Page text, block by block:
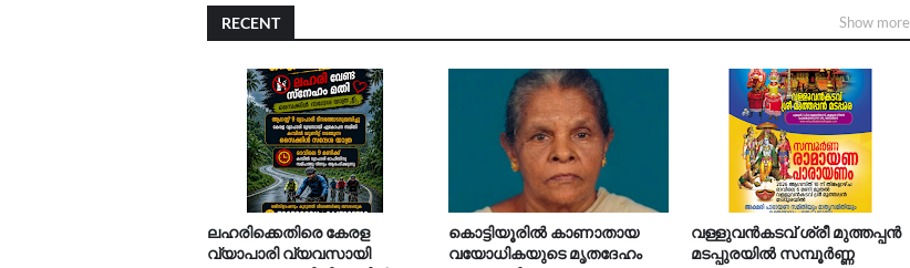
RECENT Show more
ലഹരിക്കെതിരെ കേരള
വ്യാപാരി വ്യവസായി
കൊട്ടിയൂരിൽ കാണാതായ
വയോധികയുടെ മൃതദേഹം
വള്ളുവൻകടവ് ശ്രീ മുത്തപ്പൻ
മടപ്പുരയിൽ സമ്പൂർണ്ണ